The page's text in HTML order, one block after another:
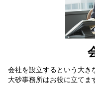
会社を設立するという大き
大砂事務所はお役に立てま